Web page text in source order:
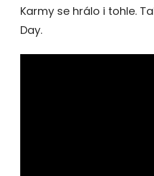
Karmy se hrálo i tohle.
Day.